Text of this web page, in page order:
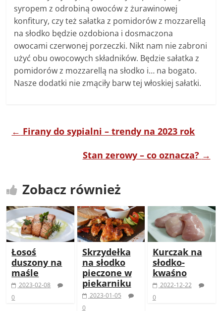
syropem z odrobiną owoców z żurawinowej
konfitury, czy też sałatka z pomidorów z mozzarellą
na słodko będzie ozdobiona i dosmaczona
owocami czerwonej porzeczki. Nikt nam nie zabroni
użyć obu owocowych składników. Będzie sałatka z
pomidorów z mozzarellą na słodko i… na bogato.
Nasze dodatki nie zmąciły barw tej włoskiej sałatki.
← Firany do sypialni – trendy na 2023 rok
Stan zerowy – co oznacza? →
Zobacz również
Łosoś
duszony na
maśle
2023-02-08
0
Skrzydełka
na słodko
pieczone w
piekarniku
2023-01-05
0
Kurczak na
słodko-
kwaśno
2022-12-22
0